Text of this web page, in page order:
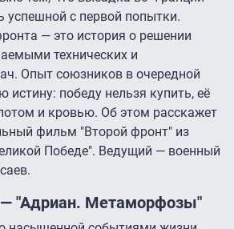
успешной с первой попытки.
— это история о решении
технических и
Опыт союзников в очередной
истину: победу нельзя купить, её
и кровью. Об этом расскажет
фильм "Второй фронт" из
Победе". Ведущий — военный
"Адриан. Метаморфозы"